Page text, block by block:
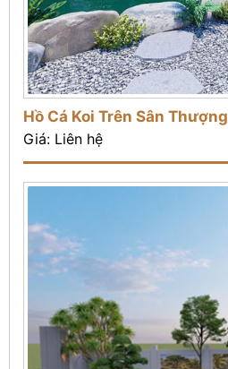
Hồ Cá Koi Trên Sân Thượng
Giá: Liên hệ